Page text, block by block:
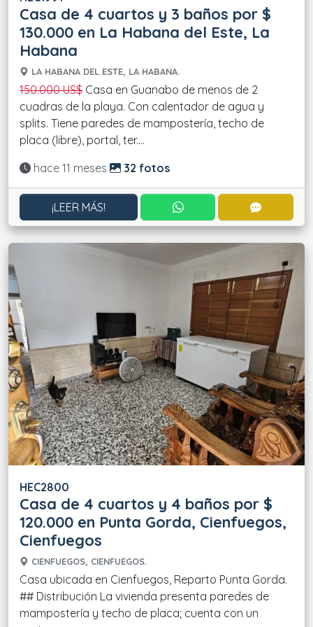
Casa de 4 cuartos y 3 baños por $
130.000 en La Habana del Este, La
Habana
LA HABANA DEL ESTE, LA HABANA.
150.000 US$ Casa en Guanabo de menos de 2
cuadras de la playa. Con calentador de agua y
splits. Tiene paredes de mampostería, techo de
placa (libre), portal, ter....
Actualizado:
hace 11 meses 32 fotos
¡LEER MÁS! CONTACTAR POR
HEC2800
Casa de 4 cuartos y 4 baños por $
120.000 en Punta Gorda, Cienfuegos,
Cienfuegos
CIENFUEGOS, CIENFUEGOS.
Casa ubicada en Cienfuegos, Reparto Punta Gorda.
## Distribución La vivienda presenta paredes de
mampostería y techo de placa; cuenta con un